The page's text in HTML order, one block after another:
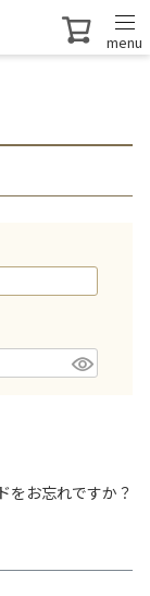
menu
をお忘れですか？